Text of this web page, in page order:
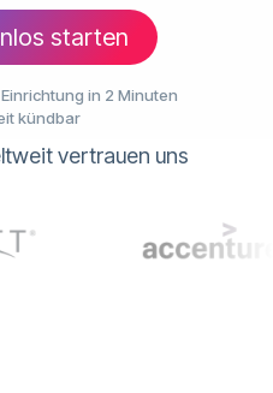
starten
in 2 Minuten
kündbar
vertrauen uns